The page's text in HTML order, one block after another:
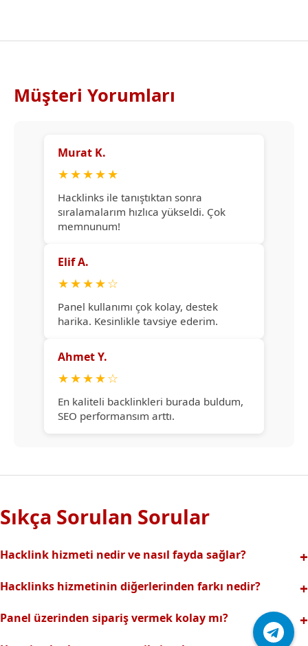
Müşteri Yorumları
Murat K.
★★★★★
Hacklinks ile tanıştıktan sonra
sıralamalarım hızlıca yükseldi. Çok
memnunum!
Elif A.
★★★★☆
Panel kullanımı çok kolay, destek
harika. Kesinlikle tavsiye ederim.
Ahmet Y.
★★★★☆
En kaliteli backlinkleri burada buldum,
SEO performansım arttı.
Sıkça Sorulan Sorular
Hacklink hizmeti nedir ve nasıl fayda sağlar?
backlinklerle sitenizin arama motorlarındaki
sıralamalarınız hızlıca yükselir.
Hacklinks hizmetinin diğerlerinden farkı nedir?
riski olmadan, en kaliteli ve etkili backlinkler sunuyoruz.
Profesyonel ekibimizle hızlı destek sağlanır.Ayrıca Daha
Panel üzerinden sipariş vermek kolay mı?
Hacklinks paneli kullanıcı dostu arayüzüyle kolayca sipariş